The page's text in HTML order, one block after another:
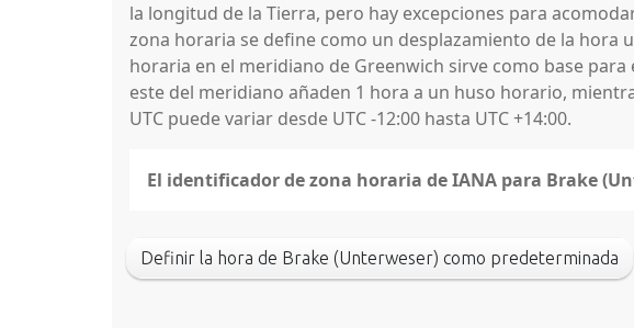
la longitud de la Tierra, pero hay excepciones para
zona horaria se define como un desplazamiento de la hora
horaria en el meridiano de Greenwich sirve como base
este del meridiano añaden 1 hora a un huso horario,
UTC puede variar desde UTC -12:00 hasta UTC +14:00.
El identificador de zona horaria de IANA para Brake
Definir la hora de Brake (Unterweser) como predeterminada